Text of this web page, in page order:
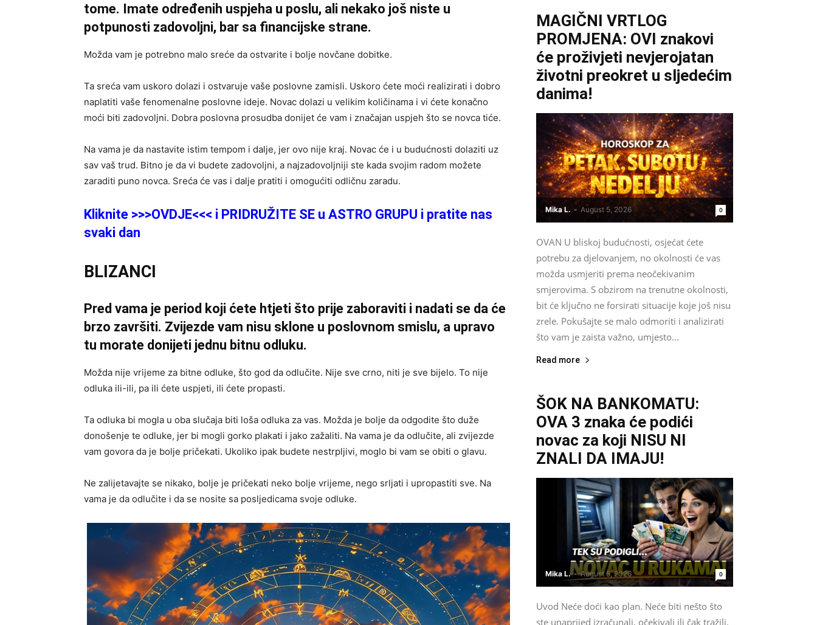
tome. Imate određenih uspjeha u poslu, ali nekako još niste u
potpunosti zadovoljni, bar sa financijske strane.
Možda vam je potrebno malo sreće da ostvarite i bolje novčane dobitke.
Ta sreća vam uskoro dolazi i ostvaruje vaše poslovne zamisli. Uskoro ćete moći realizirati i dobro
naplatiti vaše fenomenalne poslovne ideje. Novac dolazi u velikim količinama i vi ćete konačno
moći biti zadovoljni. Dobra poslovna prosudba donijet će vam i značajan uspjeh što se novca tiće.
Na vama je da nastavite istim tempom i dalje, jer ovo nije kraj. Novac će i u budućnosti dolaziti uz
sav vaš trud. Bitno je da vi budete zadovoljni, a najzadovoljniji ste kada svojim radom možete
zaraditi puno novca. Sreća će vas i dalje pratiti i omogućiti odličnu zaradu.
Kliknite >>>OVDJE<<< i PRIDRUŽITE SE u ASTRO GRUPU i pratite nas
svaki dan
BLIZANCI
Pred vama je period koji ćete htjeti što prije zaboraviti i nadati se da će
brzo završiti. Zvijezde vam nisu sklone u poslovnom smislu, a upravo
tu morate donijeti jednu bitnu odluku.
Možda nije vrijeme za bitne odluke, što god da odlučite. Nije sve crno, niti je sve bijelo. To nije
odluka ili-ili, pa ili ćete uspjeti, ili ćete propasti.
Ta odluka bi mogla u oba slučaja biti loša odluka za vas. Možda je bolje da odgodite što duže
donošenje te odluke, jer bi mogli gorko plakati i jako zažaliti. Na vama je da odlučite, ali zvijezde
vam govora da je bolje pričekati. Ukoliko ipak budete nestrpljivi, moglo bi vam se obiti o glavu.
Ne zalijetavajte se nikako, bolje je pričekati neko bolje vrijeme, nego srljati i upropastiti sve. Na
vama je da odlučite i da se nosite sa posljedicama svoje odluke.
MAGIČNI VRTLOG
PROMJENA: OVI znakovi
će proživjeti nevjerojatan
životni preokret u sljedećim
danima!
Mika L. - August 5, 2026 0
OVAN U bliskoj budućnosti, osjećat ćete
potrebu za djelovanjem, no okolnosti će vas
možda usmjeriti prema neočekivanim
smjerovima. S obzirom na trenutne okolnosti,
bit će ključno ne forsirati situacije koje još nisu
zrele. Pokušajte se malo odmoriti i analizirati
što vam je zaista važno, umjesto...
Read more
ŠOK NA BANKOMATU:
OVA 3 znaka će podići
novac za koji NISU NI
ZNALI DA IMAJU!
Mika L. - August 5, 2026 0
Uvod Neće doći kao plan. Neće biti nešto što
ste unaprijed izračunali, očekivali ili čak tražili.